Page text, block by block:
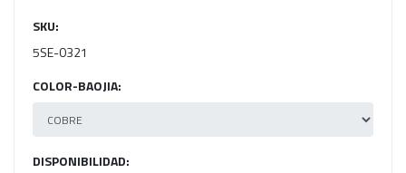
SKU:
5SE-0321
COLOR-BAOJIA:
DISPONIBILIDAD: